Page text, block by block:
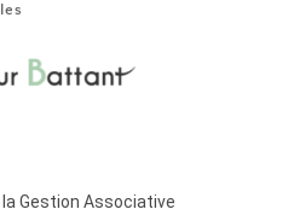
la Gestion Associative